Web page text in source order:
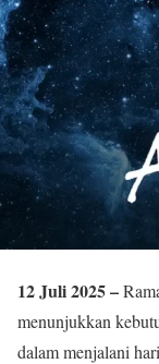
12 Juli 2025 –
menunjukkan
dalam menjalani